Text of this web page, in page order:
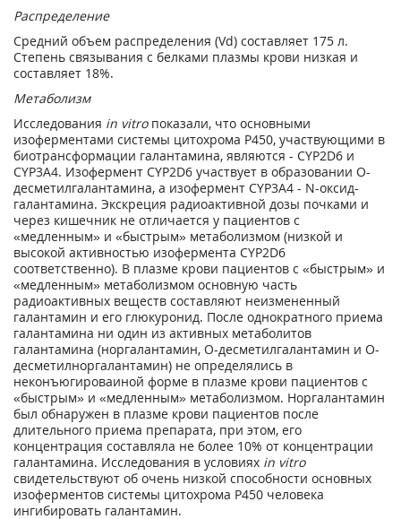
Распределение
Средний объем распределения (Vd) составляет 175 л.
Степень связывания с белками плазмы крови низкая и
составляет 18%.
Метаболизм
Исследования in vitroпоказали, что основными
изоферментами системы цитохрома Р450, участвующими в
биотрансформации галантамина, являются - CYP2D6 и
CYP3A4. Изофермент CYP2D6 участвует в образовании О-
десметилгалантамина, а изофермент CYP3A4 - N-оксид-
галантамина. Экскреция радиоактивной дозы почками и
через кишечник не отличается у пациентов с
«медленным» и «быстрым» метаболизмом (низкой и
высокой активностью изофермента CYP2D6
соответственно). В плазме крови пациентов с «быстрым» и
«медленным» метаболизмом основную часть
радиоактивных веществ составляют неизмененный
галантамин и его глюкуронид. После однократного приема
галантамина ни один из активных метаболитов
галантамина (норгалантамин, О-десметилгалантамин и О-
десметилноргалантамин) не определялись в
неконъюгироваиной форме в плазме крови пациентов с
«быстрым» и «медленным» метаболизмом. Норгалантамин
был обнаружен в плазме крови пациентов после
длительного приема препарата, при этом, его
концентрация составляла не более 10% от концентрации
галантамина. Исследования в условиях in vitro
свидетельствуют об очень низкой способности основных
изоферментов системы цитохрома Р450 человека
ингибировать галантамин.